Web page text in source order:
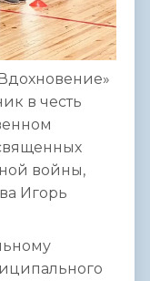
в честь
войны,
Игорь